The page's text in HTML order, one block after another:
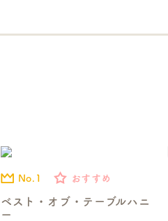
ベスト・オブ・テーブルハニ
ー
No.1 おすすめ